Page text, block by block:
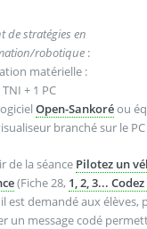
de stratégies en
robotique:
matérielle :
+ 1 PC
Open-Sankoréou
branché sur le PC
de la séance Pilotez un
(Fiche 28, 1, 2, 3... Codez
est demandé aux élèves,
un message codé